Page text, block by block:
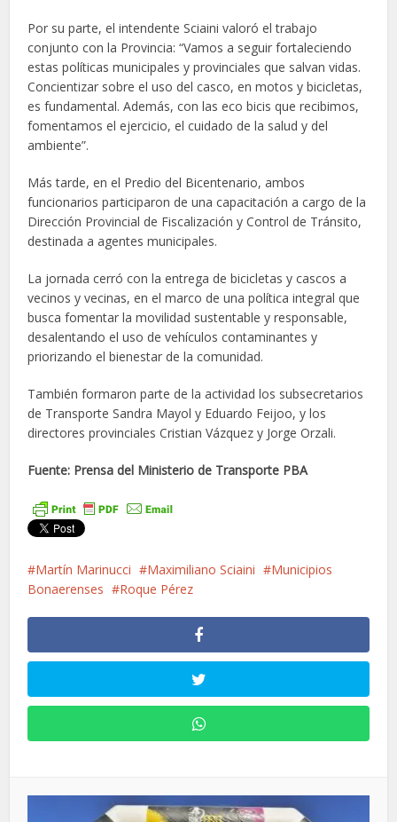
Por su parte, el intendente Sciaini valoró el trabajo
conjunto con la Provincia: “Vamos a seguir fortaleciendo
estas políticas municipales y provinciales que salvan vidas.
Concientizar sobre el uso del casco, en motos y bicicletas,
es fundamental. Además, con las eco bicis que recibimos,
fomentamos el ejercicio, el cuidado de la salud y del
ambiente”.
Más tarde, en el Predio del Bicentenario, ambos
funcionarios participaron de una capacitación a cargo de la
Dirección Provincial de Fiscalización y Control de Tránsito,
destinada a agentes municipales.
La jornada cerró con la entrega de bicicletas y cascos a
vecinos y vecinas, en el marco de una política integral que
busca fomentar la movilidad sustentable y responsable,
desalentando el uso de vehículos contaminantes y
priorizando el bienestar de la comunidad.
También formaron parte de la actividad los subsecretarios
de Transporte Sandra Mayol y Eduardo Feijoo, y los
directores provinciales Cristian Vázquez y Jorge Orzali.
Fuente: Prensa del Ministerio de Transporte PBA
Martín Marinucci Maximiliano Sciaini
Municipios
Bonaerenses
Roque Pérez